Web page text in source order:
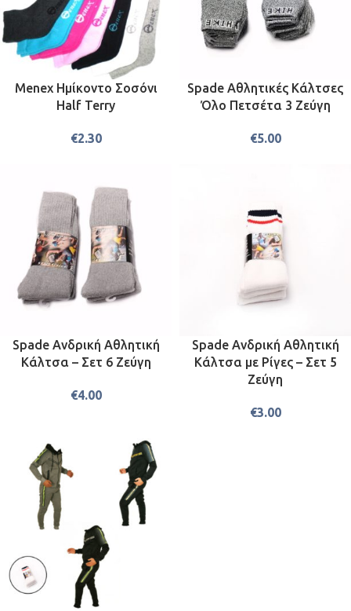
Menex Ημίκοντο Σοσόνι
Half Terry
€2.30
Spade Αθλητικές Κάλτσες
Όλο Πετσέτα 3 Ζεύγη
€5.00
Spade Ανδρική Αθλητική
Κάλτσα – Σετ 6 Ζεύγη
€4.00
Spade Ανδρική Αθλητική
Κάλτσα με Ρίγες – Σετ 5
Ζεύγη
€3.00